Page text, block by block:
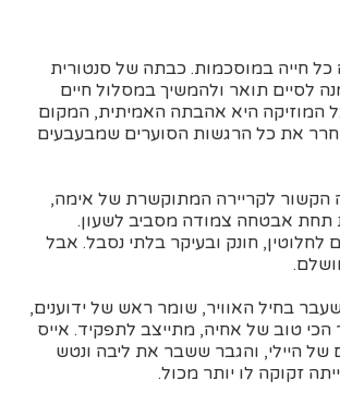
כל חייה במוסכמות. כבתה של סנטורית
לסיים תואר ולהמשיך במסלול חיים
המוזיקה היא אהבתה האמיתית, המקום
את כל הרגשות הסוערים שמבעבעים
הקשור לקריירה המתוקשרת של אימה,
תחת אבטחה צמודה מסביב לשעון.
לחלוטין, חונק ובעיקר בלתי נסבל. אבל
בחיל האוויר, שומר ראש של ידוענים,
הכי טוב של אחיה, מתייצב לתפקיד. אייס
של היילי, והגבר ששבר את ליבה ונטש
זקוקה לו יותר מכול.